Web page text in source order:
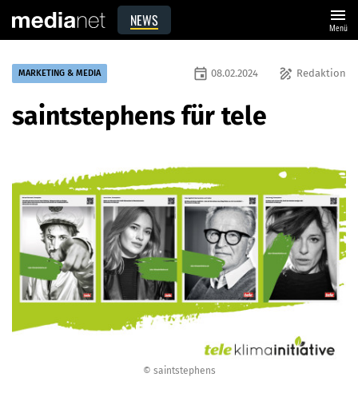
NEWS menu
Menü
© saintstephens
MARKETING & MEDIA draw Redaktion
event 08.02.2024
saintstephens für tele